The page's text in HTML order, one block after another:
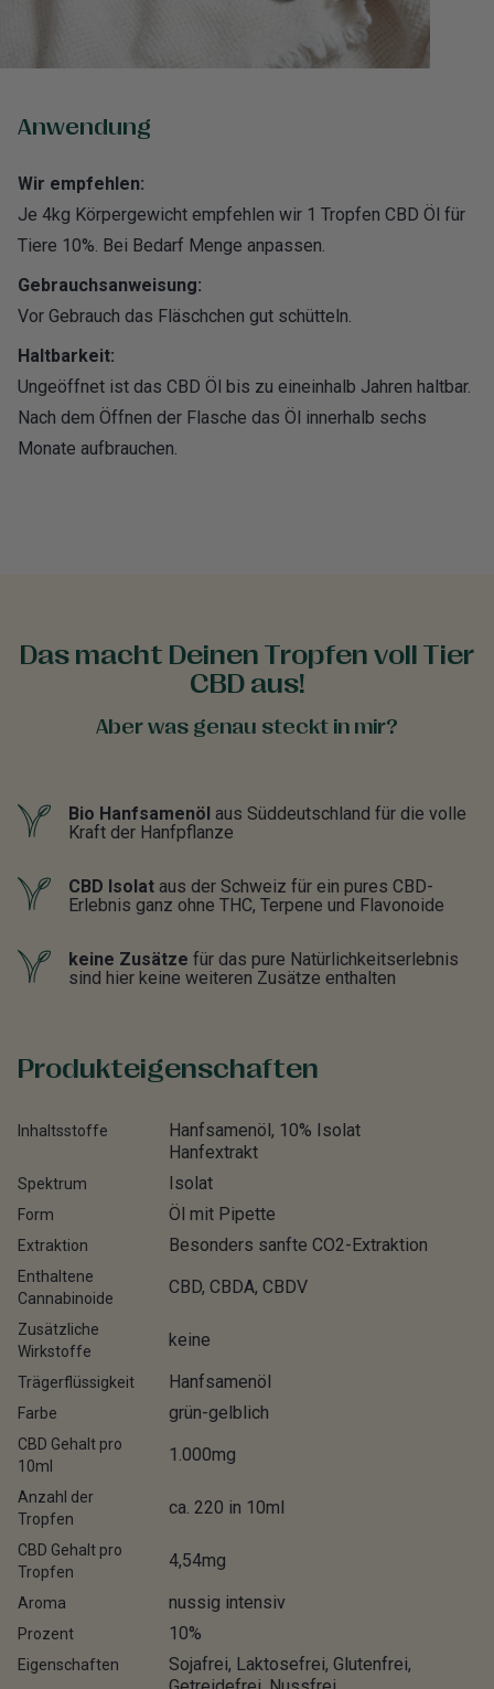
Anwendung
Wir empfehlen:
Je 4kg Körpergewicht empfehlen wir 1 Tropfen CBD Öl für
Tiere 10%. Bei Bedarf Menge anpassen.
Gebrauchsanweisung:
Vor Gebrauch das Fläschchen gut schütteln.
Haltbarkeit:
Ungeöffnet ist das CBD Öl bis zu eineinhalb Jahren haltbar.
Nach dem Öffnen der Flasche das Öl innerhalb sechs
Monate aufbrauchen.
Das macht Deinen Tropfen voll Tier
CBD aus!
Aber was genau steckt in mir?
Bio Hanfsamenöl aus Süddeutschland für die volle
Kraft der Hanfpflanze
CBD Isolat aus der Schweiz für ein pures CBD-
Erlebnis ganz ohne THC, Terpene und Flavonoide
keine Zusätze für das pure Natürlichkeitserlebnis
sind hier keine weiteren Zusätze enthalten
Produkteigenschaften
Inhaltsstoffe
Hanfsamenöl, 10% Isolat
Hanfextrakt
Spektrum Isolat
Form Öl mit Pipette
Extraktion Besonders sanfte CO2-Extraktion
Enthaltene
Cannabinoide
CBD, CBDA, CBDV
Zusätzliche
Wirkstoffe
keine
Trägerflüssigkeit Hanfsamenöl
Farbe grün-gelblich
CBD Gehalt pro
10ml
1.000mg
Anzahl der
Tropfen
ca. 220 in 10ml
CBD Gehalt pro
Tropfen
4,54mg
Aroma nussig intensiv
Prozent 10%
Eigenschaften
Sojafrei, Laktosefrei, Glutenfrei,